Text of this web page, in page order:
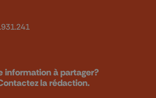
information à partager?
la rédaction.